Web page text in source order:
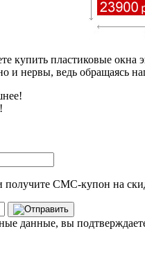
купить пластиковые окна
и нервы, ведь обращаясь
получите СМС-купон на
данные, вы